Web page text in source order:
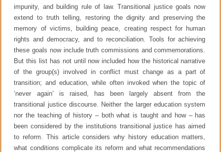
impunity, and building rule of law. Transitional justice goals now
extend to truth telling, restoring the dignity and preserving the
memory of victims, building peace, creating respect for human
rights and democracy, and to reconciliation. Tools for achieving
these goals now include truth commissions and commemorations.
But this list has not until now included how the historical narrative
of the group(s) involved in conflict must change as a part of
transition; and education, while often invoked when the topic of
‘never again’ is raised, has been largely absent from the
transitional justice discourse. Neither the larger education system
nor the teaching of history – both what is taught and how – has
been considered by the institutions transitional justice has aimed
to reform. This article considers why history education matters,
what conditions complicate its reform and what recommendations